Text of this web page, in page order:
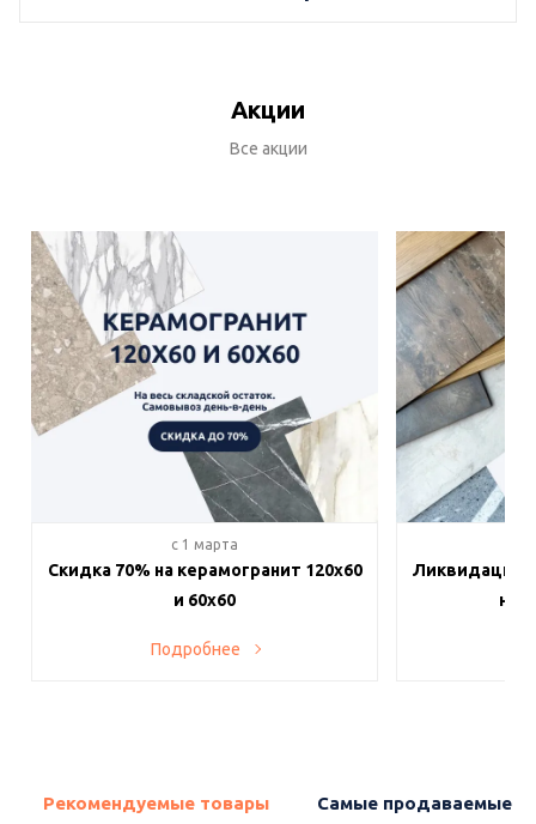
Акции
Все акции
c 1 марта
Скидка 70% на керамогранит 120х60
и 60х60
Подробнее
Ликвидация
на
Рекомендуемые товары Самые продаваемые